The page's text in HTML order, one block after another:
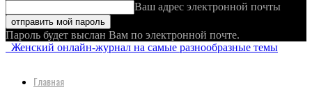
Ваш адрес электронной почты
Пароль будет выслан Вам по электронной почте.
Женский онлайн-журнал на самые разнообразные темы
Главная